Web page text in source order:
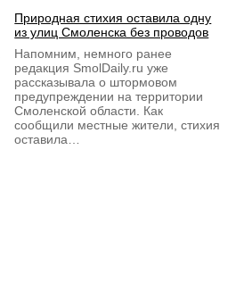
Природная стихия оставила одну
из улиц Смоленска без проводов
Напомним, немного ранее
редакция SmolDaily.ru уже
рассказывала о штормовом
предупреждении на территории
Смоленской области. Как
сообщили местные жители, стихия
оставила…